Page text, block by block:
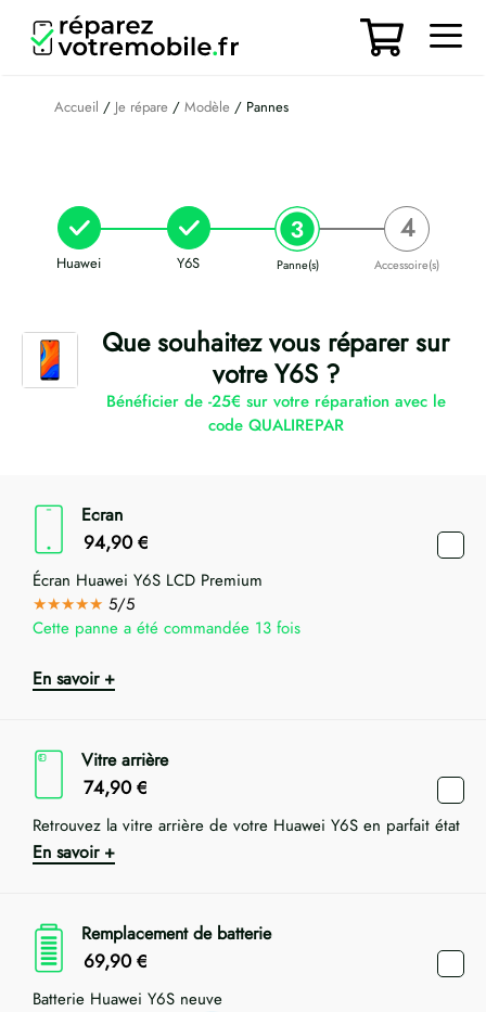
contenu
Accueil / Je répare / Modèle / Pannes
Huawei Y6S Panne(s) Accessoire(s)
Que souhaitez vous réparer sur
votre Y6S ?
Bénéficier de -25€ sur votre réparation avec le
code QUALIREPAR
Ecran
94,90 €
Écran Huawei Y6S LCD Premium
★★★★★ 5/5
Cette panne a été commandée 13 fois
En savoir +
Vitre arrière
74,90 €
Retrouvez la vitre arrière de votre Huawei Y6S en parfait état
En savoir +
Remplacement de batterie
69,90 €
Batterie Huawei Y6S neuve